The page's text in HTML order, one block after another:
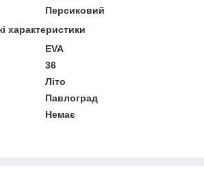
Персиковий
характеристики
EVA
36
Літо
Павлоград
Немає